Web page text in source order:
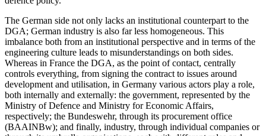
The German side not only lacks an insti­tutional counterpart to the
DGA; German industry is also far less homogeneous. This
imbalance both from an institutional per­spective and in terms of the
engineering culture leads to misunderstandings on both sides.
Whereas in France the DGA, as the point of contact, centrally
controls every­thing, from signing the contract to issues around
development and utilisation, in Germany various actors play a role,
both internally and externally: the government, represented by the
Ministry of Defence and Ministry for Economic Affairs,
respectively; the Bundeswehr, through its procurement office
(BAAINBw); and finally, industry, through individual companies or